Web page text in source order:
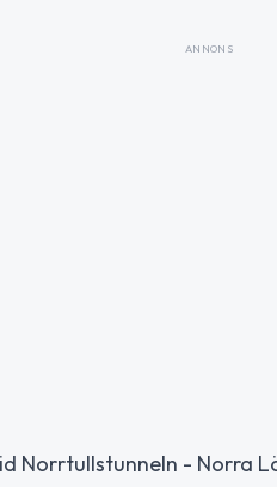
ANNONS
Norrtullstunneln - Norra